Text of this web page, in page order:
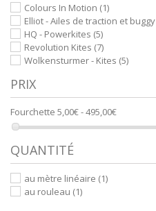
Colours In Motion (1)
Elliot - Ailes de traction et buggy
HQ - Powerkites (5)
Revolution Kites (7)
Wolkensturmer - Kites (5)
PRIX
Fourchette 5,00€ - 495,00€
QUANTITÉ
au mètre linéaire (1)
au rouleau (1)